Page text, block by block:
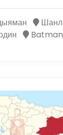
Batman